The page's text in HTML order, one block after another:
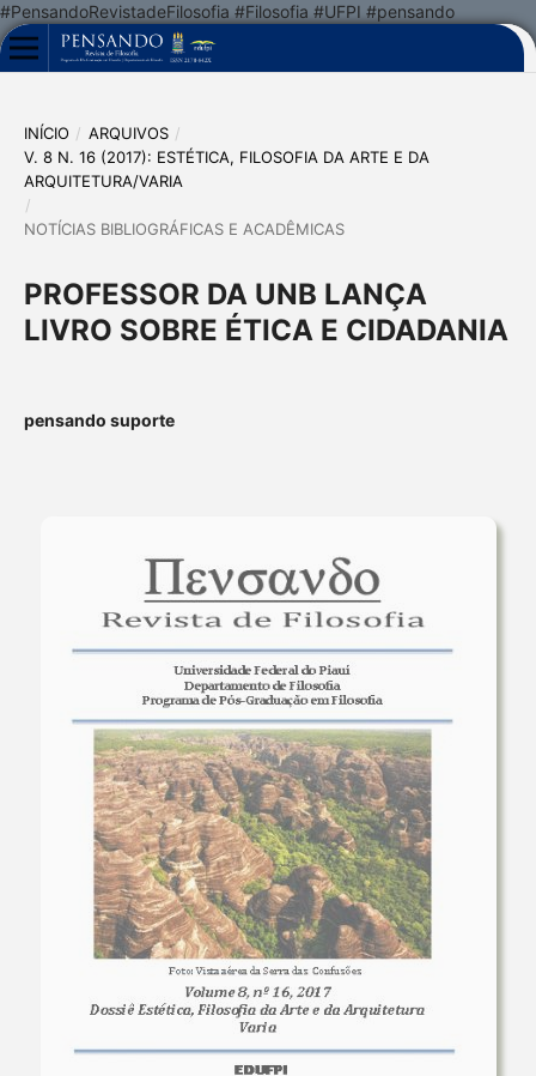
#PensandoRevistadeFilosofia #Filosofia #UFPI #pensando
INÍCIO / ARQUIVOS /
V. 8 N. 16 (2017): ESTÉTICA, FILOSOFIA DA ARTE E DA
ARQUITETURA/VARIA
/
NOTÍCIAS BIBLIOGRÁFICAS E ACADÊMICAS
PROFESSOR DA UNB LANÇA
LIVRO SOBRE ÉTICA E CIDADANIA
pensando suporte